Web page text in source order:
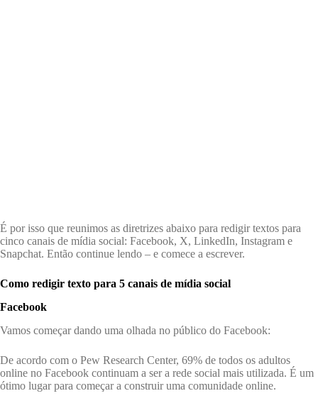
É por isso que reunimos as diretrizes abaixo para redigir textos para
cinco canais de mídia social: Facebook, X, LinkedIn, Instagram e
Snapchat. Então continue lendo – e comece a escrever.
Como redigir texto para 5 canais de mídia social
Facebook
Vamos começar dando uma olhada no público do Facebook:
De acordo com o Pew Research Center, 69% de todos os adultos
online no Facebook continuam a ser a rede social mais utilizada. É um
ótimo lugar para começar a construir uma comunidade online.